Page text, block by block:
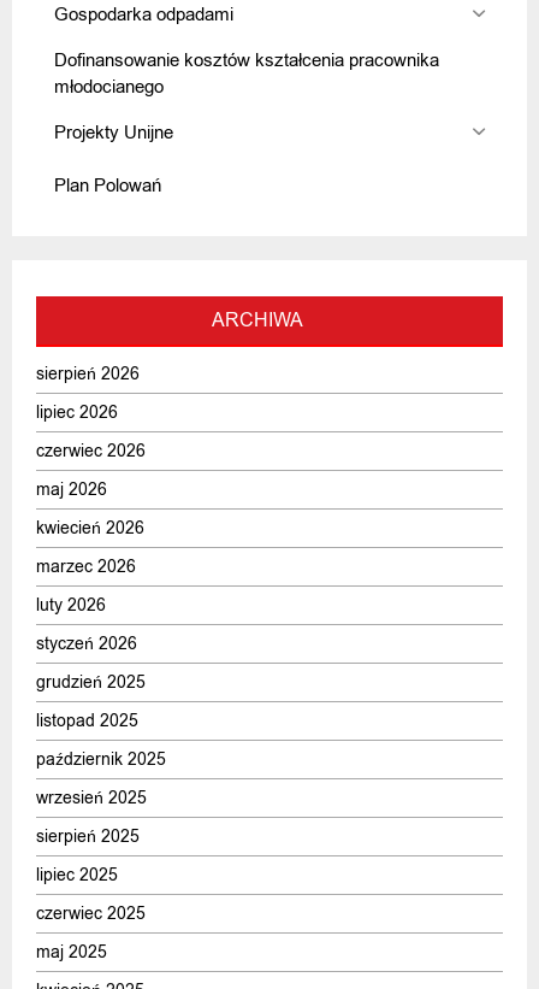
Gospodarka odpadami
Dofinansowanie kosztów kształcenia pracownika
młodocianego
Projekty Unijne
Plan Polowań
ARCHIWA
sierpień 2026
lipiec 2026
czerwiec 2026
maj 2026
kwiecień 2026
marzec 2026
luty 2026
styczeń 2026
grudzień 2025
listopad 2025
październik 2025
wrzesień 2025
sierpień 2025
lipiec 2025
czerwiec 2025
maj 2025